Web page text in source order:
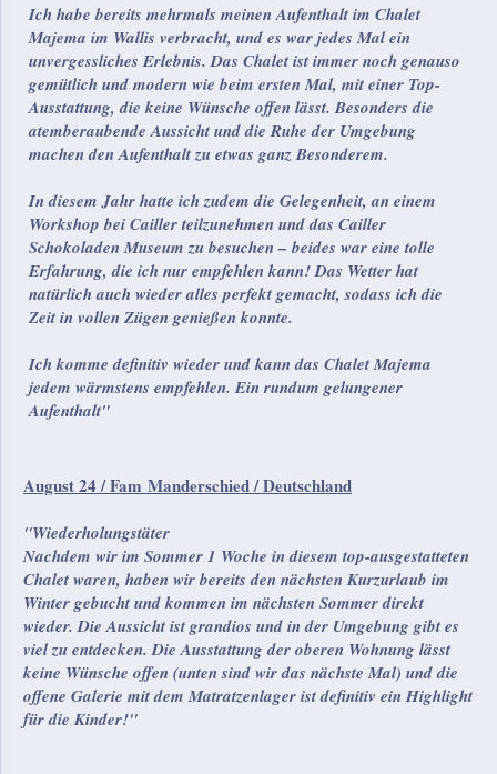
Ich habe bereits mehrmals meinen Aufenthalt im Chalet
Majema im Wallis verbracht, und es war jedes Mal ein
unvergessliches Erlebnis. Das Chalet ist immer noch genauso
gemütlich und modern wie beim ersten Mal, mit einer Top-
Ausstattung, die keine Wünsche offen lässt. Besonders die
atemberaubende Aussicht und die Ruhe der Umgebung
machen den Aufenthalt zu etwas ganz Besonderem.
In diesem Jahr hatte ich zudem die Gelegenheit, an einem
Workshop bei Cailler teilzunehmen und das Cailler
Schokoladen Museum zu besuchen – beides war eine tolle
Erfahrung, die ich nur empfehlen kann! Das Wetter hat
natürlich auch wieder alles perfekt gemacht, sodass ich die
Zeit in vollen Zügen genießen konnte.
Ich komme definitiv wieder und kann das Chalet Majema
jedem wärmstens empfehlen. Ein rundum gelungener
Aufenthalt"
August 24 / Fam Manderschied / Deutschland
"Wiederholungstäter
Nachdem wir im Sommer 1 Woche in diesem top-ausgestatteten
Chalet waren, haben wir bereits den nächsten Kurzurlaub im
Winter gebucht und kommen im nächsten Sommer direkt
wieder. Die Aussicht ist grandios und in der Umgebung gibt es
viel zu entdecken. Die Ausstattung der oberen Wohnung lässt
keine Wünsche offen (unten sind wir das nächste Mal) und die
offene Galerie mit dem Matratzenlager ist definitiv ein Highlight
für die Kinder!"